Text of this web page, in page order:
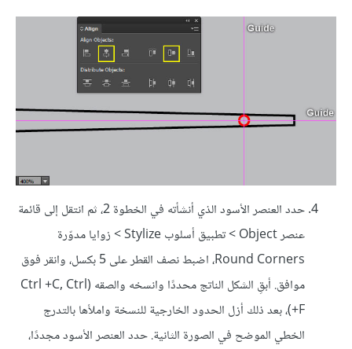
حدد العنصر الأسود الذي أنشأته في الخطوة 2، ثم انتقل إلى قائمة
عنصر Object > تطبيق أسلوب Stylize > زوايا مدوّرة
Round Corners، اضبط نصف القطر على 5 بكسل، وانقر فوق
موافق. أبقِ الشكل الناتج محددًا وانسخه والصقه (Ctrl +C, Ctrl
+F)، بعد ذلك أزل الحدود الخارجية للنسخة واملأها بالتدرج
الخطي الموضح في الصورة الثانية. حدد العنصر الأسود مجددًا،